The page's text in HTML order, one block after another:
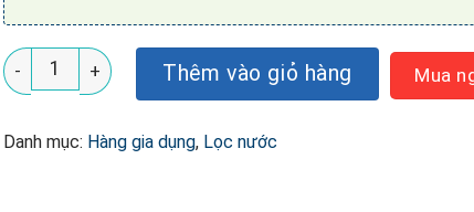
Máy Tạo Nước Pi Biontech BTM-2000 (Hàn Quốc) - Thiết
Thêm vào giỏ hàng Mua
Danh mục: Hàng gia dụng, Lọc nước